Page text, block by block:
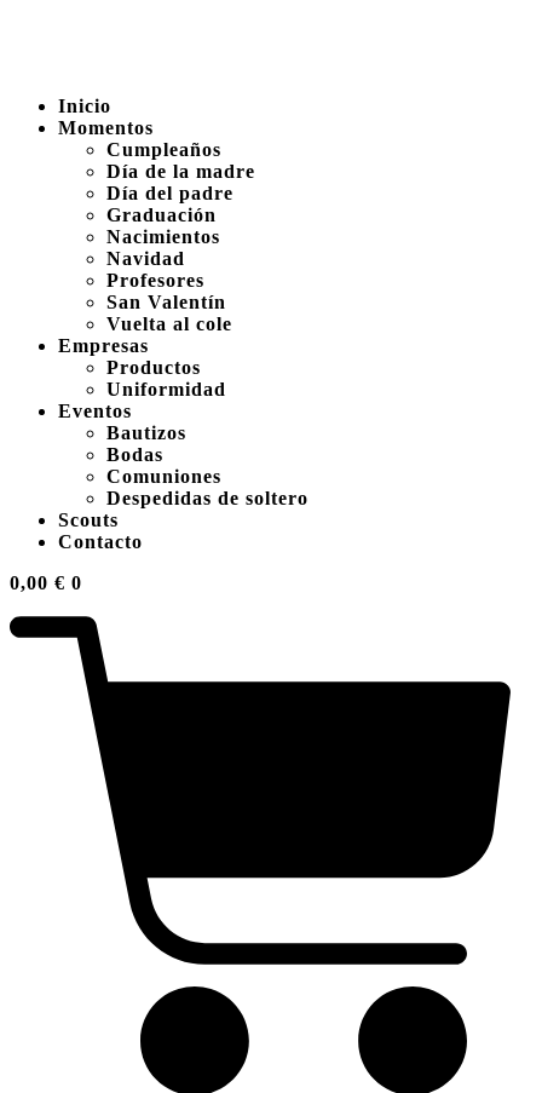
Inicio
Momentos
Cumpleaños
Día de la madre
Día del padre
Graduación
Nacimientos
Navidad
Profesores
San Valentín
Vuelta al cole
Empresas
Productos
Uniformidad
Eventos
Bautizos
Bodas
Comuniones
Despedidas de soltero
Scouts
Contacto
0,00 € 0